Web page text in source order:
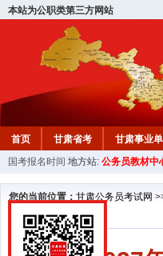
本站为公职类第三方网站
首页 甘肃省考 甘肃事业
国考报名时间 地方站: 公务员教材中
您的当前位置： 甘肃公务员考试网